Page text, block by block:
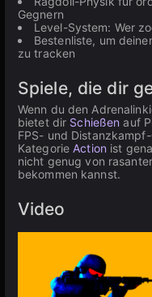
Gegnern
Level-System: Wer
Bestenliste, um
zu tracken
Spiele, die dir
Wenn du den
bietet dir Schießen auf
FPS- und
KategorieAction ist
nicht genug von
bekommen kannst.
Video